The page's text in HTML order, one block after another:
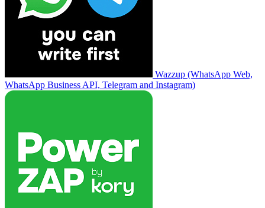
Wazzup (WhatsApp Web,
WhatsApp Business API, Telegram and Instagram)